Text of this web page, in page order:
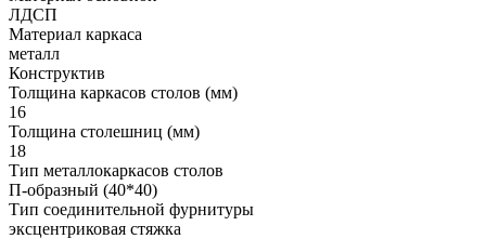
ЛДСП
Материал каркаса
металл
Конструктив
Толщина каркасов столов (мм)
16
Толщина столешниц (мм)
18
Тип металлокаркасов столов
П-образный (40*40)
Тип соединительной фурнитуры
эксцентриковая стяжка